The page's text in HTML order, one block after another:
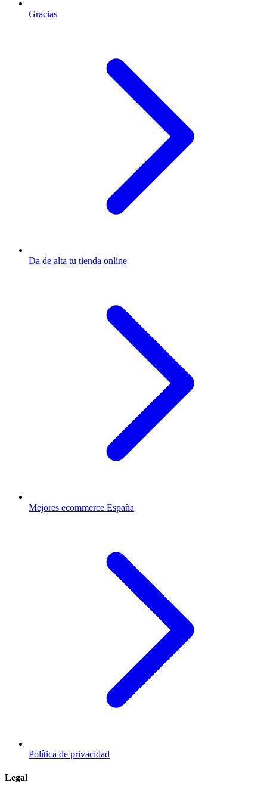
Gracias
Da de alta tu tienda online
Mejores ecommerce España
Política de privacidad
Legal